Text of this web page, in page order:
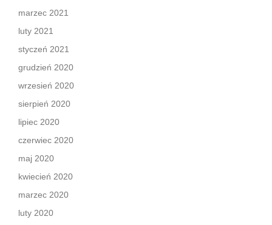
marzec 2021
luty 2021
styczeń 2021
grudzień 2020
wrzesień 2020
sierpień 2020
lipiec 2020
czerwiec 2020
maj 2020
kwiecień 2020
marzec 2020
luty 2020